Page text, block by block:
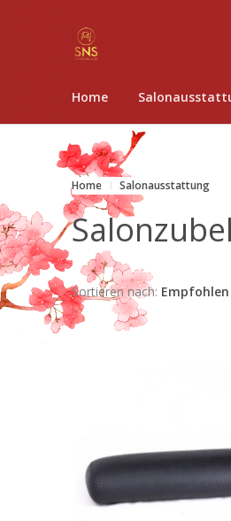
Home
Home Salonausstattung
Sortieren nach: Empfohlen